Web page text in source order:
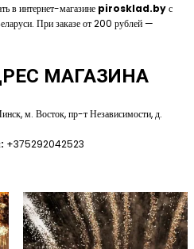
в интернет-магазине pirosklad.byс
При заказе от 200 рублей —
МАГАЗИНА
м. Восток, пр-т Независимости, д.
+375292042523